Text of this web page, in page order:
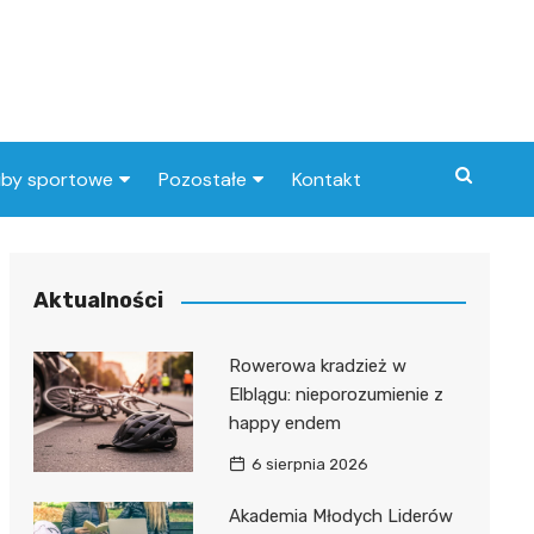
sportowe
piłkarski
Pozostałe Kontakt
Aktualności
Rowerowa kradzież w
Elblągu: nieporozumienie z
happy endem
6 sierpnia 2026
Akademia Młodych Liderów